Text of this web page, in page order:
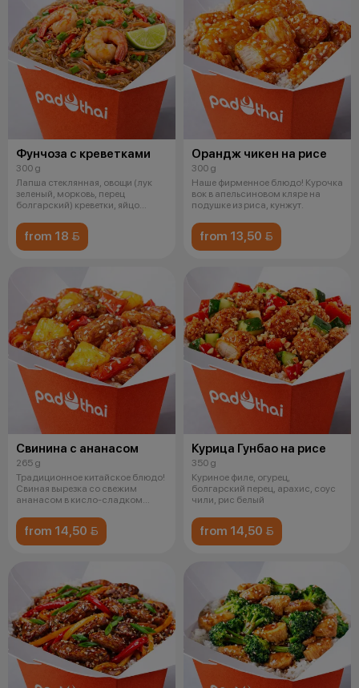
Фунчоза с креветками
300 g
Лапша стеклянная, овощи (лук
зеленый, морковь, перец
болгарский) креветки, яйцо
from 18 
Орандж чикен на рисе
300 g
Наше фирменное блюдо! Курочка
вок в апельсиновом кляре на
подушке из риса, кунжут.
from 13,50 
Свинина с ананасом
265 g
Традиционное китайское блюдо!
Свиная вырезка со свежим
ананасом в кисло-сладком
from 14,50 
Курица Гунбао на рисе
350 g
Куриное филе, огурец,
болгарский перец, арахис, соус
чили, рис белый
from 14,50 